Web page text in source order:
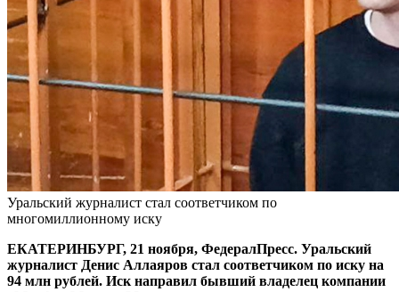
Уральский журналист стал соответчиком по
многомиллионному иску
ЕКАТЕРИНБУРГ, 21 ноября, ФедералПресс. Уральский
журналист Денис Аллаяров стал соответчиком по иску на
94 млн рублей. Иск направил бывший владелец компании